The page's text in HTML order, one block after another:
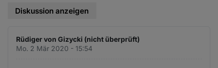
Diskussion anzeigen
Rüdiger von Gizycki (nicht überprüft)
Mo. 2 Mär 2020 - 15:54